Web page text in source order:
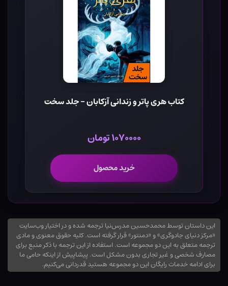
کتاب هری پاتر و زندانی آزکابان - جلد سخت
۱۰۷۰۰۰۰ تومان
خرید محصول
این داستان توسط محمدحسین مدرس‌نیا ترجمه شده و در اختیار وب‌سایت
«مرکز دنیای جادوگری» و «دمنتور» قرار گرفته است. کلیه حقوق معنوی و مادی
ترجمه متعلق به این دو مجموعه است. استفاده از این ترجمه با ذکر منبع برای
مصارف شخصی و غیر تجاری بدون مشکل است. پیشاپیش از اینکه حامی ما
برای ادامه خدمات رایگان این دو مجموعه هستید قدردانی می‌کنیم.